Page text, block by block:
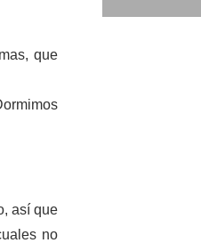
que
así que
no